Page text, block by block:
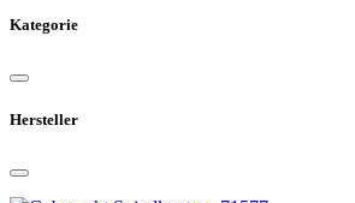
Kategorie
Hersteller